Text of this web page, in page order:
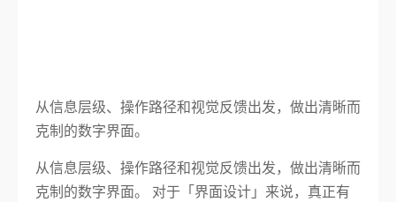
从信息层级、操作路径和视觉反馈出发，做出清晰而
克制的数字界面。
从信息层级、操作路径和视觉反馈出发，做出清晰而
克制的数字界面。 对于「界面设计」来说，真正有